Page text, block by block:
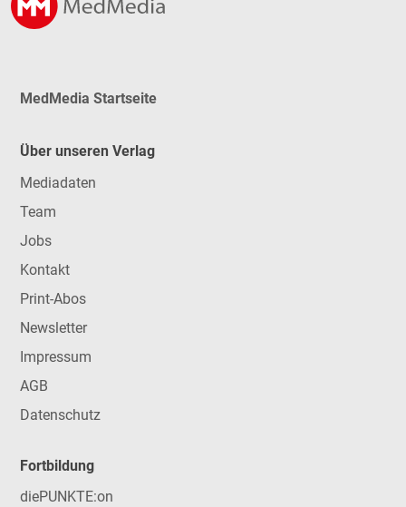
MedMedia Startseite
Über unseren Verlag
Mediadaten
Team
Jobs
Kontakt
Print-Abos
Newsletter
Impressum
AGB
Datenschutz
Fortbildung
diePUNKTE:on